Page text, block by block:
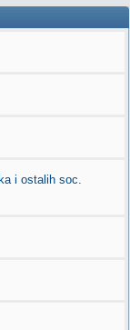
i ostalih soc.